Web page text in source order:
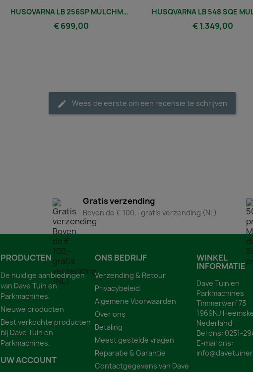
HUSQVARNA LB 256SP MULCHMAAIER
€ 699,00 € 1.349,00
Wees de eerste om een recensie te schrijven
Gratis verzending
Boven de € 100,- gratis verzending (NL)
PRODUCTEN
De huidige aanbiedingen
van Dave Tuin en
Parkmachines.
Nieuwe producten
Best verkochte producten
bij Dave Tuin en
Parkmachines.
UW ACCOUNT
ONS BEDRIJF
Verzending & Retour
Privacybeleid
Algemene Voorwaarden
Over ons
Betaling
Meest gestelde vragen
Reparatie & Garantie
Contactgegevens van Dave
WINKEL
INFORMATIE
Dave Tuin en
Parkmachines
Timmerwerf 73
1969NJ
Nederland
Bel ons: 0251-
E-mail ons: